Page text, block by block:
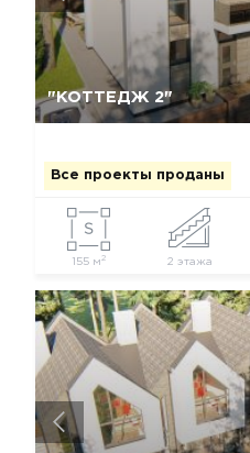
"КОТТЕДЖ 2"
Все проекты проданы
155 м 2 2 этажа
Да, удалить